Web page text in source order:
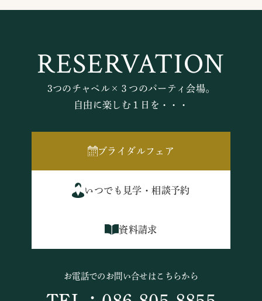
RESERVATION
3つのチャペル×３つのパーティ会場。
自由に楽しむ１日を・・・
ブライダルフェア
いつでも見学・相談予約
資料請求
お電話でのお問い合せはこちらから